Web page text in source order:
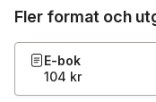
Fler format och
E-bok
104 kr